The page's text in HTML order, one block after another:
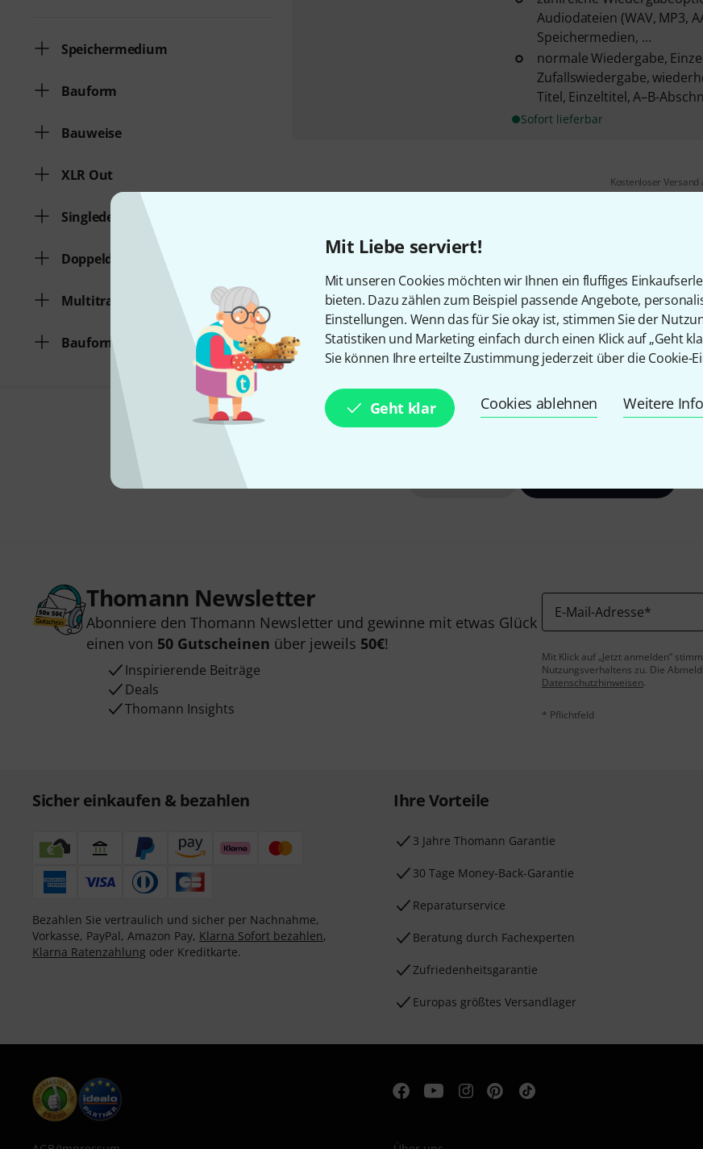
Mit Liebe serviert!
Mit unseren Cookies möchten wir Ihnen ein fluffiges
bieten. Dazu zählen zum Beispiel passende Angebote,
Einstellungen. Wenn das für Sie okay ist, stimmen Sie der
Statistiken und Marketing einfach durch einen Klick auf „Geht
Sie können Ihre erteilte Zustimmung jederzeit über die Cookie-
Geht klar Cookies ablehnen Weitere
Speichermedium
Bauform
Bauweise
XLR Out
Singledeck
Doppeldeck
Multitracker
Bauform
Audiodateien (WAV, MP3,
Speichermedien, ...
normale Wiedergabe,
Zufallswiedergabe,
Titel, Einzeltitel, A–B-
Sofort lieferbar
Kostenloser Versand
Gefällt Ihnen, was Sie sehen?
Thomann Newsletter
Abonniere den Thomann Newsletter und gewinne mit etwas Glück
einen von 50 Gutscheinen über jeweils 50€!
Inspirierende Beiträge
Deals
Thomann Insights
E-Mail-Adresse*
Mit Klick auf „Jetzt anmelden“
Nutzungsverhaltens zu. Die
Datenschutzhinweisen.
* Pflichtfeld
Sicher einkaufen & bezahlen
Bezahlen Sie vertraulich und sicher per Nachnahme,
Vorkasse, PayPal, Amazon Pay, Klarna Sofort bezahlen,
Klarna Ratenzahlung oder Kreditkarte.
Ihre Vorteile
3 Jahre Thomann Garantie
30 Tage Money-Back-Garantie
Reparaturservice
Beratung durch Fachexperten
Zufriedenheitsgarantie
Europas größtes Versandlager